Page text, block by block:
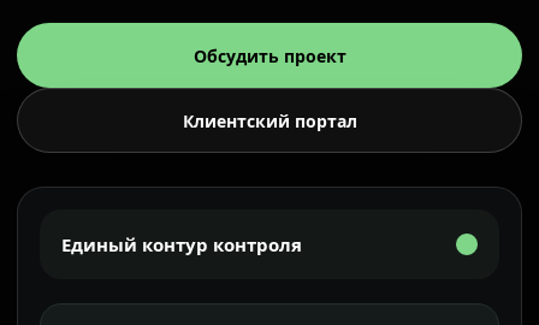
Обсудить проект
Клиентский портал
Единый контур контроля